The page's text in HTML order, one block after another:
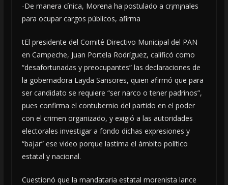
-De manera cínica, Morena ha postulado a cr¡m¡nales
para ocupar cargos públicos, afirma
tEl presidente del Comité Directivo Municipal del PAN
en Campeche, Juan Portela Rodríguez, calificó como
“desafortunadas y preocupantes” las declaraciones de
la gobernadora Layda Sansores, quien afirmó que para
ser candidato se requiere “ser narco o tener padrinos”,
pues confirma el contubernio del partido en el poder
con el crimen organizado, y exigió a las autoridades
electorales investigar a fondo dichas expresiones y
“bajar” ese video porque lastima el ámbito político
estatal y nacional.
Cuestionó que la mandataria estatal morenista lance